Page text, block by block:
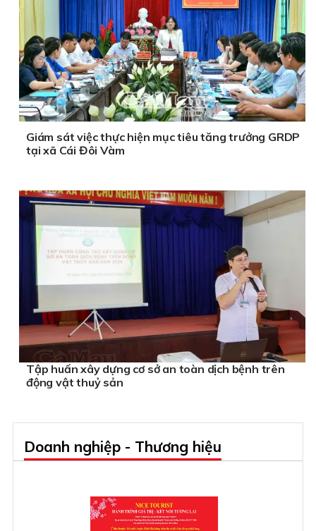
Giám sát việc thực hiện mục tiêu tăng trưởng GRDP
tại xã Cái Đôi Vàm
Tập huấn xây dựng cơ sở an toàn dịch bệnh trên
động vật thuỷ sản
Doanh nghiệp - Thương hiệu